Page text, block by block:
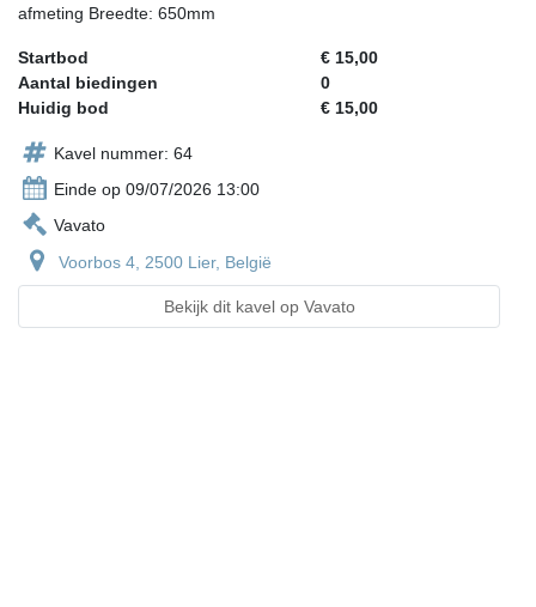
afmeting Breedte: 650mm
Startbod
€ 15,00
Aantal biedingen
0
Huidig bod
€ 15,00
Kavel nummer: 64
Einde op 09/07/2026 13:00
Vavato
Voorbos 4, 2500 Lier, België
Bekijk dit kavel op Vavato